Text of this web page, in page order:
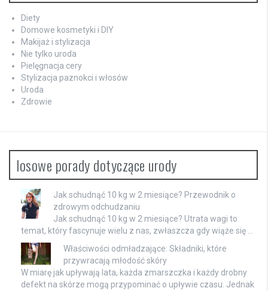
Diety
Domowe kosmetyki i DIY
Makijaż i stylizacja
Nie tylko uroda
Pielęgnacja cery
Stylizacja paznokci i włosów
Uroda
Zdrowie
losowe porady dotyczące urody
Jak schudnąć 10 kg w 2 miesiące? Przewodnik o
zdrowym odchudzaniu
Jak schudnąć 10 kg w 2 miesiące? Utrata wagi to
temat, który fascynuje wielu z nas, zwłaszcza gdy wiąże się …
Właściwości odmładzające: Składniki, które
przywracają młodość skóry
W miarę jak upływają lata, każda zmarszczka i każdy drobny
defekt na skórze mogą przypominać o upływie czasu. Jednak